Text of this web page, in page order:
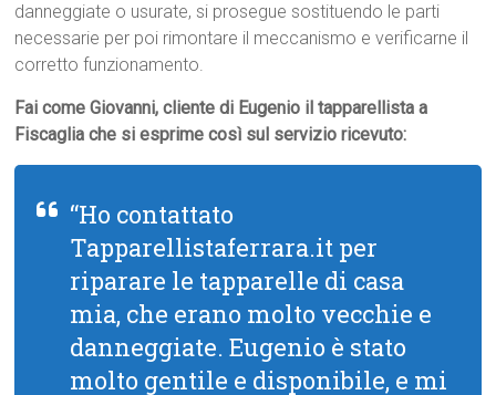
danneggiate o usurate, si prosegue sostituendo le parti
necessarie per poi rimontare il meccanismo e verificarne il
corretto funzionamento.
Fai come Giovanni, cliente di Eugenio il tapparellista a
Fiscaglia che si esprime così sul servizio ricevuto:
“Ho contattato
Tapparellistaferrara.it per
riparare le tapparelle di casa
mia, che erano molto vecchie e
danneggiate. Eugenio è stato
molto gentile e disponibile, e mi